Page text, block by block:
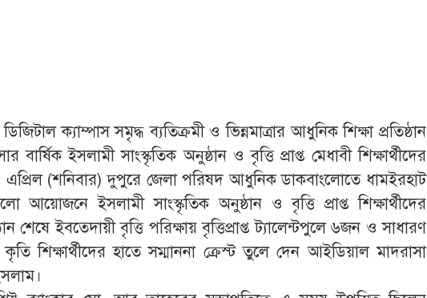
ক্যাম্পাস সমৃদ্ধ ব্যতিক্রমী ও ভিন্নমাত্রার আধুনিক শিক্ষা প্রতিষ্ঠান
ইসলামী সাংস্কৃতিক অনুষ্ঠান ও বৃত্তি প্রাপ্ত মেধাবী শিক্ষার্থীদের
এপ্রিল (শনিবার) দুপুরে জেলা পরিষদ আধুনিক ডাকবাংলোতে ধামইরহাট
আয়োজনে ইসলামী সাংস্কৃতিক অনুষ্ঠান ও বৃত্তি প্রাপ্ত শিক্ষার্থীদের
শেষে ইবতেদায়ী বৃত্তি পরিক্ষায় বৃত্তিপ্রাপ্ত ট্যালেন্টপুলে ৬জন ও সাধারণ
শিক্ষার্থীদের হাতে সম্মাননা ক্রেস্ট তুলে দেন আইডিয়াল মাদরাসা